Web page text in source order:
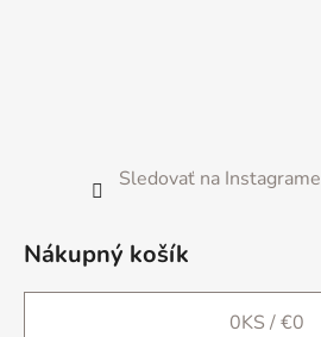
Sledovať na Instagrame
Nákupný košík
0KS /€0